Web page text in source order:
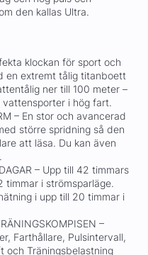
den kallas Ultra.
klockan för sport och
en extremt tålig titanboett
ner till 100 meter –
i hög fart.
– En stor och avancerad
större spridning så den
att läsa. Du kan även
– Upp till 42 timmars
timmar i strömsparläge.
i upp till 20 timmar i
–
Farthållare, Pulsintervall,
och Träningsbelastning